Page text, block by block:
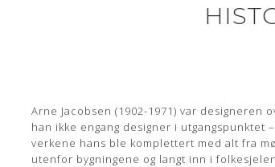
Arne Jacobsen (1902-1971) var
han ikke engang designer i
verkene hans ble komplettert med alt fra
utenfor bygningene og langt inn i